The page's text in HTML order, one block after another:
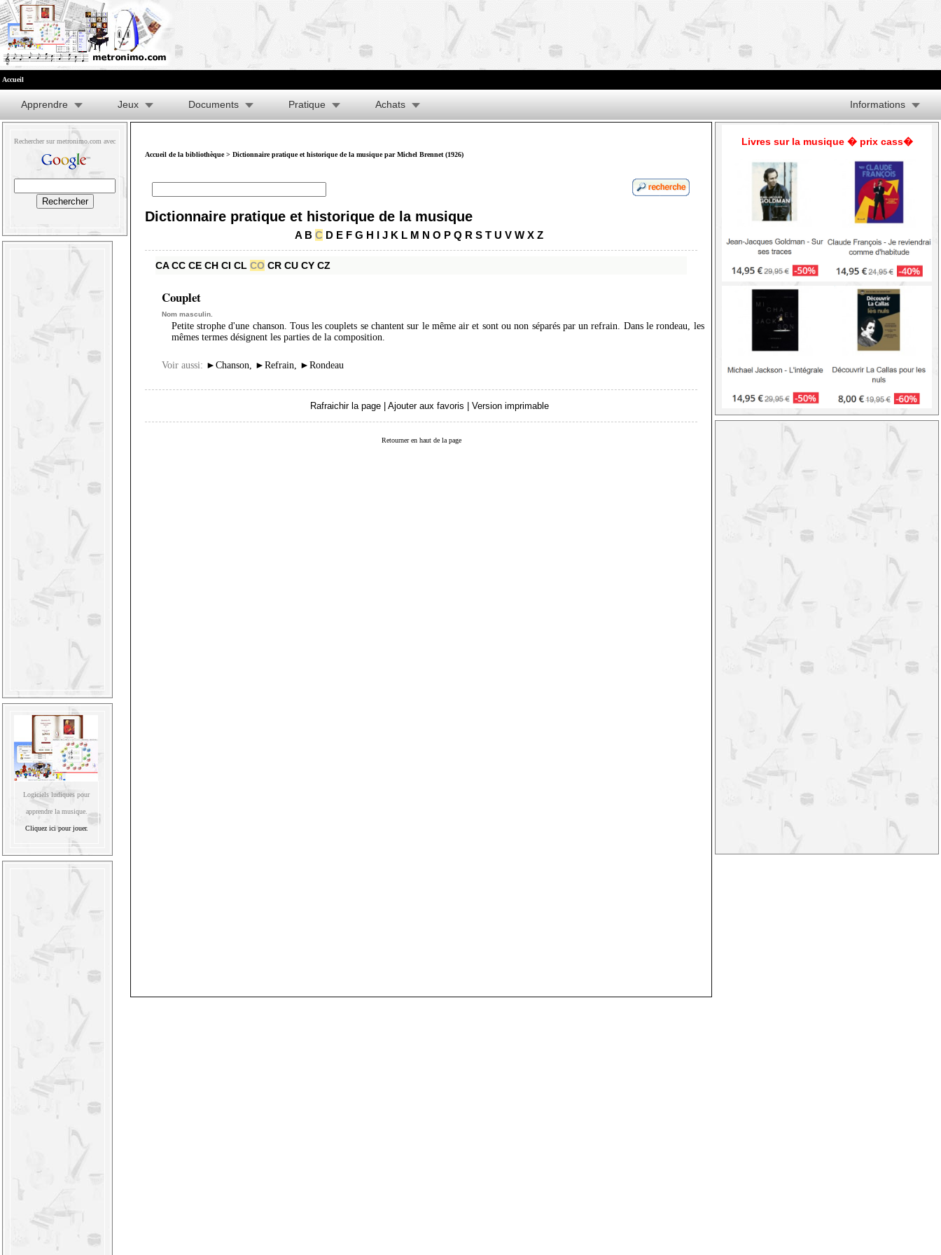
Accueil
Apprendre Jeux Documents Pratique Achats Informations
Rechercher sur metronimo.com avec
Logiciels ludiques pour
apprendre la musique.
Cliquez ici pour jouer.
Accueil de la bibliothèque> Dictionnaire pratique et historique de la musique par Michel Brennet (1926)
Dictionnaire pratique et historique de la musique
A B C D E F G H I J K L M N O P Q R S T U V W X Z
CA CC CE CH CI CL CO CR CU CY CZ
Couplet
Nom masculin.
Petite strophe d'une chanson. Tous les couplets se chantent sur le même air et sont ou non séparés par un refrain. Dans le rondeau, les
mêmes termes désignent les parties de la composition.
Voir aussi: ► Chanson, ► Refrain, ► Rondeau
Rafraichir la page | Ajouter aux favoris | Version imprimable
Retourner en haut de la page
Livres sur la musique � prix cass�